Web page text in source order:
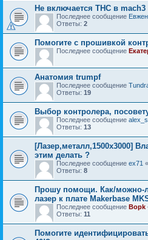
Не включается THC в mach3
Последнее сообщение
Ответы: 2
Помогите с прошивкой
Последнее сообщение
Анатомия trumpf
Последнее сообщение
Ответы: 19
Выбор контролера,
Последнее сообщение
Ответы: 13
[Лазер,металл,1500х3000]
этим делать ?
Последнее сообщение ex71 «
Ответы: 8
Прошу помощи. Как/можно-
лазер к плате Makerbase
Последнее сообщение Bopk
Ответы: 11
Помогите